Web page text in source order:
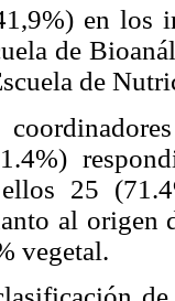
en los
de
de
25
al origen
vegetal.